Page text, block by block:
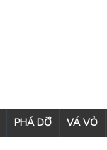
PHÁ DỠ VÁ VỎ